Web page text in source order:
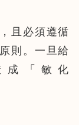
且必須遵循
則。一旦給
「敏化